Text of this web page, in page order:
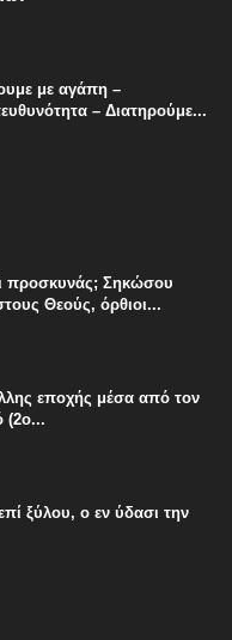
με αγάπη –
– Διατηρούμε...
προσκυνάς; Σηκώσου
Θεούς, όρθιοι...
εποχής μέσα από τον
(2ο...
ξύλου, ο εν ύδασι την